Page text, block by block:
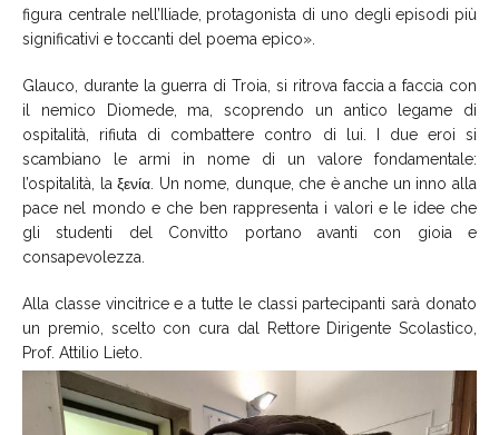
figura centrale nell’Iliade, protagonista di uno degli episodi più
significativi e toccanti del poema epico».
Glauco, durante la guerra di Troia, si ritrova faccia a faccia con
il nemico Diomede, ma, scoprendo un antico legame di
ospitalità, rifiuta di combattere contro di lui. I due eroi si
scambiano le armi in nome di un valore fondamentale:
l’ospitalità, la ξενία. Un nome, dunque, che è anche un inno alla
pace nel mondo e che ben rappresenta i valori e le idee che
gli studenti del Convitto portano avanti con gioia e
consapevolezza.
Alla classe vincitrice e a tutte le classi partecipanti sarà donato
un premio, scelto con cura dal Rettore Dirigente Scolastico,
Prof. Attilio Lieto.